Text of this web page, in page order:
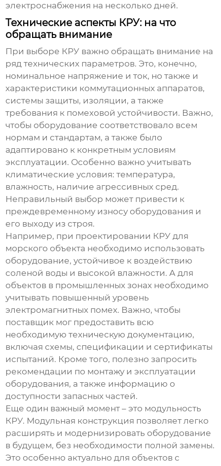
электроснабжения на несколько дней.
Технические аспекты КРУ: на что
обращать внимание
При выборе КРУ важно обращать внимание на
ряд технических параметров. Это, конечно,
номинальное напряжение и ток, но также и
характеристики коммутационных аппаратов,
системы защиты, изоляции, а также
требования к помеховой устойчивости. Важно,
чтобы оборудование соответствовало всем
нормам и стандартам, а также было
адаптировано к конкретным условиям
эксплуатации. Особенно важно учитывать
климатические условия: температура,
влажность, наличие агрессивных сред.
Неправильный выбор может привести к
преждевременному износу оборудования и
его выходу из строя.
Например, при проектировании КРУ для
морского объекта необходимо использовать
оборудование, устойчивое к воздействию
соленой воды и высокой влажности. А для
объектов в промышленных зонах необходимо
учитывать повышенный уровень
электромагнитных помех. Важно, чтобы
поставщик мог предоставить всю
необходимую техническую документацию,
включая схемы, спецификации и сертификаты
испытаний. Кроме того, полезно запросить
рекомендации по монтажу и эксплуатации
оборудования, а также информацию о
доступности запасных частей.
Еще один важный момент – это модульность
КРУ. Модульная конструкция позволяет легко
расширять и модернизировать оборудование
в будущем, без необходимости полной замены.
Это особенно актуально для объектов с